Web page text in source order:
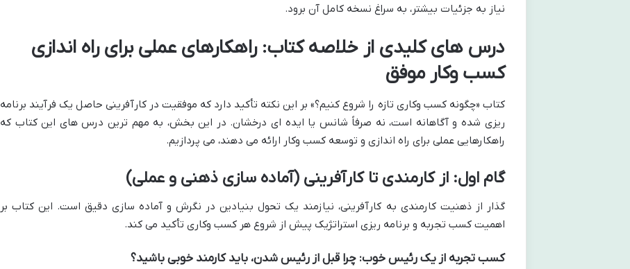
نیاز به جزئیات بیشتر، به سراغ نسخه کامل آن برود.
درس های کلیدی از خلاصه کتاب: راهکارهای عملی برای راه اندازی
کسب وکار موفق
کتاب «چگونه کسب وکاری تازه را شروع کنیم؟» بر این نکته تأکید دارد که موفقیت در کارآفرینی حاصل یک فرآیند برنامه
ریزی شده و آگاهانه است، نه صرفاً شانس یا ایده ای درخشان. در این بخش، به مهم ترین درس های این کتاب که
راهکارهایی عملی برای راه اندازی و توسعه کسب وکار ارائه می دهند، می پردازیم.
گام اول: از کارمندی تا کارآفرینی (آماده سازی ذهنی و عملی)
گذار از ذهنیت کارمندی به کارآفرینی، نیازمند یک تحول بنیادین در نگرش و آماده سازی دقیق است. این کتاب بر
اهمیت کسب تجربه و برنامه ریزی استراتژیک پیش از شروع هر کسب وکاری تأکید می کند.
کسب تجربه از یک رئیس خوب: چرا قبل از رئیس شدن، باید کارمند خوبی باشید؟